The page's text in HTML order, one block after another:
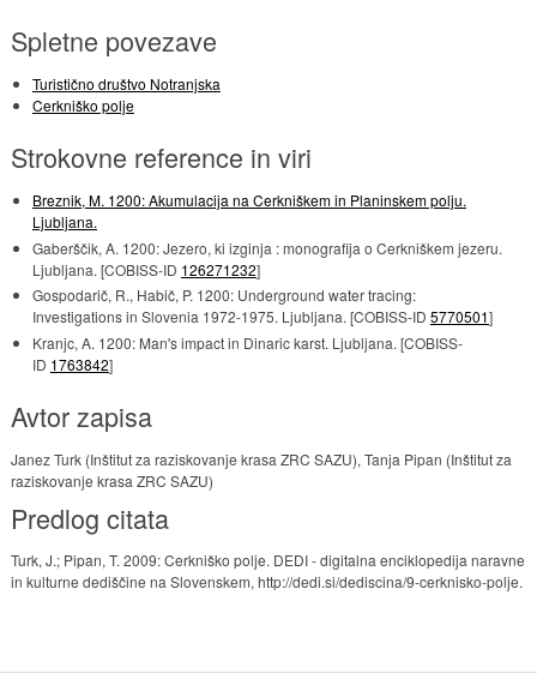
Spletne povezave
Turistično društvo Notranjska
Cerkniško polje
Strokovne reference in viri
Breznik, M. 1200: Akumulacija na Cerkniškem in Planinskem polju.
Ljubljana.
Gaberščik, A. 1200: Jezero, ki izginja : monografija o Cerkniškem jezeru.
Ljubljana. [COBISS-ID 126271232]
Gospodarič, R., Habič, P. 1200: Underground water tracing:
Investigations in Slovenia 1972-1975. Ljubljana. [COBISS-ID 5770501]
Kranjc, A. 1200: Man's impact in Dinaric karst. Ljubljana. [COBISS-
ID 1763842]
Avtor zapisa
Janez Turk (Inštitut za raziskovanje krasa ZRC SAZU), Tanja Pipan (Inštitut za
raziskovanje krasa ZRC SAZU)
Predlog citata
Turk, J.; Pipan, T. 2009: Cerkniško polje. DEDI - digitalna enciklopedija naravne
in kulturne dediščine na Slovenskem, http://dedi.si/dediscina/9-cerknisko-polje.